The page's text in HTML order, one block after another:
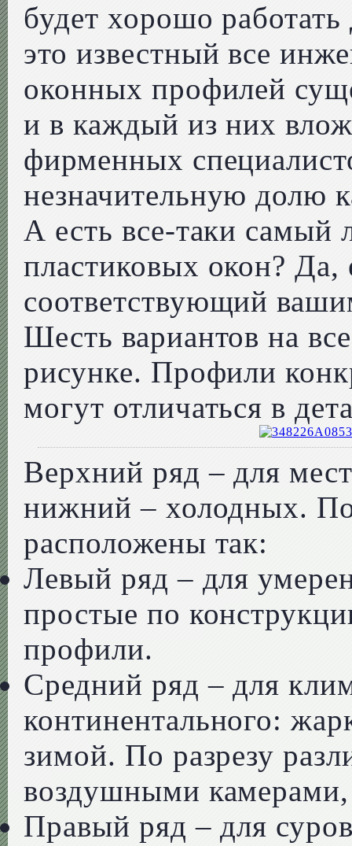
будет хорошо
это известный все
оконных профилей
и в каждый из них
фирменных
незначительную долю
А есть все-таки
пластиковых окон?
соответствующий
Шесть вариантов на
рисунке. Профили
могут отличаться в
Верхний ряд – для
нижний – холодных.
расположены так:
Левый ряд – для
простые по
профили.
Средний ряд – для
континентального:
зимой. По разрезу
воздушными
Правый ряд – для